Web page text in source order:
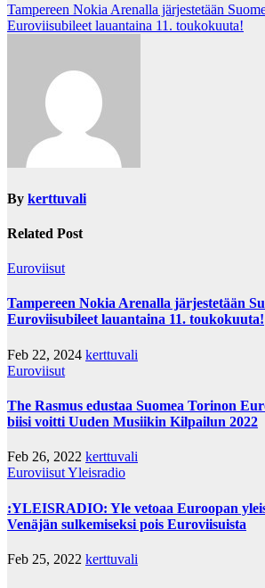
Post
navigation
Tampereen Nokia Arenalla järjestetään
Euroviisubileet lauantaina 11. toukokuuta!
By kerttuvali
Related Post
Euroviisut
Tampereen Nokia Arenalla järjestetään
Euroviisubileet lauantaina 11. toukokuuta!
Feb 22, 2024 kerttuvali
Euroviisut
The Rasmus edustaa Suomea Torinon
biisi voitti Uuden Musiikin Kilpailun 2022
Feb 26, 2022 kerttuvali
EuroviisutYleisradio
:YLEISRADIO: Yle vetoaa Euroopan
Venäjän sulkemiseksi pois Euroviisuista
Feb 25, 2022 kerttuvali